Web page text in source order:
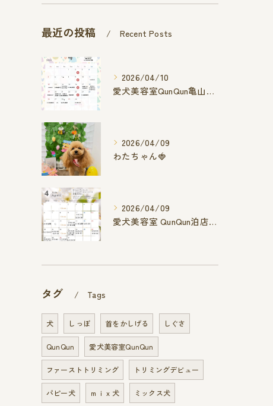
最近の投稿 Recent Posts
2026/04/10
愛犬美容室QunQun亀山エコー店
2026/04/09
わたちゃん🍓
2026/04/09
愛犬美容室 QunQun泊店 4月空き状況です
タグ Tags
犬 しっぽ 首をかしげる しぐさ
QunQun 愛犬美容室QunQun
ファーストトリミング トリミングデビュー
パピー犬 ｍｉｘ犬 ミックス犬